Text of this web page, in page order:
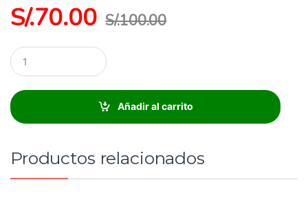
S/.70.00 S/.100.00
C
a
n
i
d
Añadir al carrito
Productos relacionados